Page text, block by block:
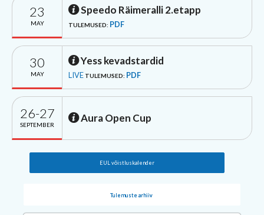
23
MAY
Speedo Räimeralli 2.etapp
TULEMUSED: PDF
30
MAY
Yess kevadstardid
LIVE TULEMUSED: PDF
26-27
SEPTEMBER
Aura Open Cup
EUL võistluskalender
Tulemuste arhiiv